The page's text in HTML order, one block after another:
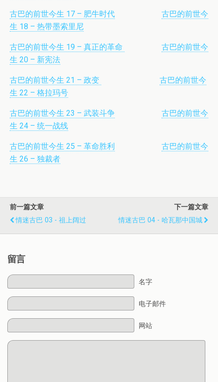
古巴的前世今生 17 – 肥牛时代
古巴的前世今
生 18 – 热带墨索里尼
古巴的前世今生 19 – 真正的革命
古巴的前世今
生 20 – 新宪法
古巴的前世今生 21 – 政变
古巴的前世今
生 22 – 格拉玛号
古巴的前世今生 23 – 武装斗争
古巴的前世今
生 24 – 统一战线
古巴的前世今生 25 – 革命胜利
古巴的前世今
生 26 – 独裁者
前一篇文章
情迷古巴 03 - 祖上阔过
下一篇文章
情迷古巴 04 - 哈瓦那中国城
留言
名字
电子邮件
网站